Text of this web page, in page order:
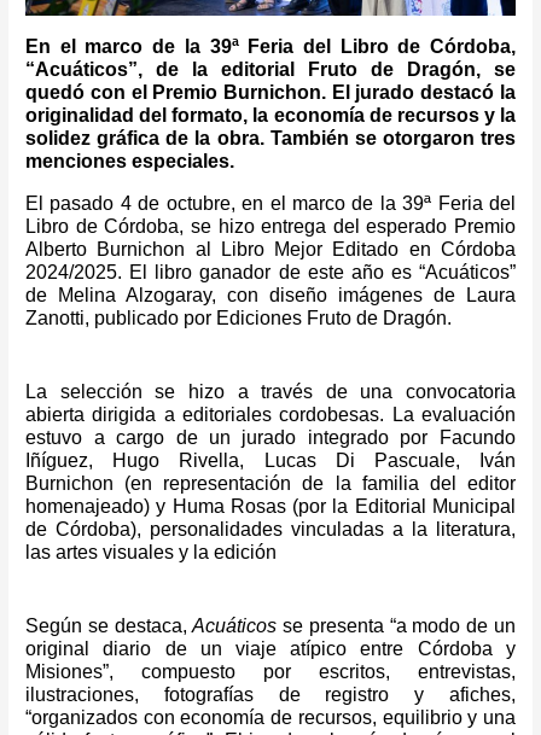
En el marco de la 39ª Feria del Libro de Córdoba,
“Acuáticos”, de la editorial Fruto de Dragón, se
quedó con el Premio Burnichon. El jurado destacó la
originalidad del formato, la economía de recursos y la
solidez gráfica de la obra. También se otorgaron tres
menciones especiales.
El pasado 4 de octubre, en el marco de la 39ª Feria del
Libro de Córdoba, se hizo entrega del esperado Premio
Alberto Burnichon al Libro Mejor Editado en Córdoba
2024/2025. El libro ganador de este año es “Acuáticos”
de Melina Alzogaray, con diseño imágenes de Laura
Zanotti, publicado por Ediciones Fruto de Dragón.
La selección se hizo a través de una convocatoria
abierta dirigida a editoriales cordobesas. La evaluación
estuvo a cargo de un jurado integrado por Facundo
Iñíguez, Hugo Rivella, Lucas Di Pascuale, Iván
Burnichon (en representación de la familia del editor
homenajeado) y Huma Rosas (por la Editorial Municipal
de Córdoba), personalidades vinculadas a la literatura,
las artes visuales y la edición
Según se destaca,Acuáticos se presenta “a modo de un
original diario de un viaje atípico entre Córdoba y
Misiones”, compuesto por escritos, entrevistas,
ilustraciones, fotografías de registro y afiches,
“organizados con economía de recursos, equilibrio y una